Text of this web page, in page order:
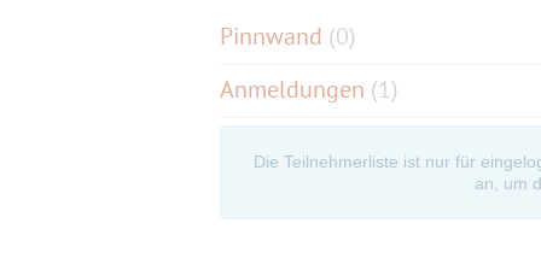
Pinnwand (0)
Anmeldungen (1)
Die Teilnehmerliste ist nur für
an, um